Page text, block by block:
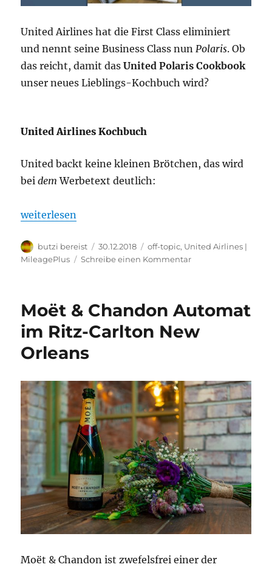
United Airlines hat die First Class eliminiert
und nennt seine Business Class nun Polaris. Ob
das reicht, damit dasUnited Polaris Cookbook
unser neues Lieblings-Kochbuch wird?
United Airlines Kochbuch
United backt keine kleinen Brötchen, das wird
beidem Werbetext deutlich:
„United Airlines Kochbuch – ekliges Essen auch //
weiterlesen
Autor
butzi bereist
Veröffentlicht
am
30.12.2018 Kategorien
off-topic, United Airlines |
MileagePlus
Schreibe einen Kommentarzu
–
Essen
Wolken?
Moët & Chandon Automat
im Ritz-Carlton New
Orleans
Moët & Chandon ist zwefelsfrei einer der